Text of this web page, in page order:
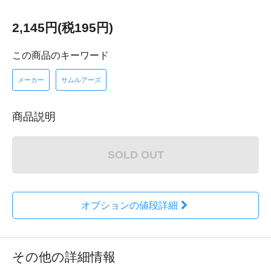
2,145円(税195円)
この商品のキーワード
メーカー サムルアーズ
商品説明
SOLD OUT
オプションの値段詳細
その他の詳細情報